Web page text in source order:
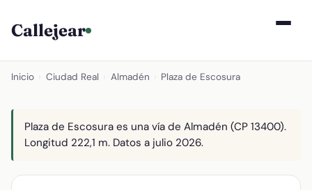
Callejear
Inicio Ciudad Real Almadén Plaza de Escosura
Plaza de Escosura es una vía de Almadén (CP 13400).
Longitud 222,1 m. Datos a julio 2026.